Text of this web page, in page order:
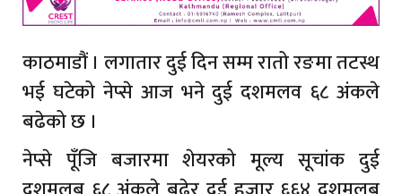
काठमाडौं । लगातार दुई दिन सम्म रातो रङमा तटस्थ
भई घटेको नेप्से आज भने दुई दशमलव ६८ अंकले
बढेको छ ।
नेप्से पूँजि बजारमा शेयरको मूल्य सूचांक दुई